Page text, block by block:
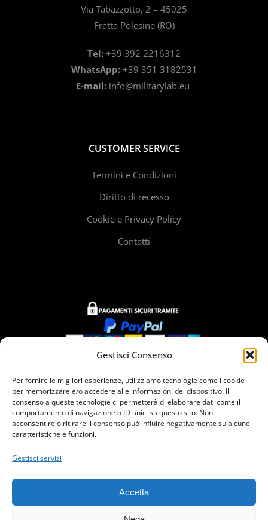
Gestisci Consenso
Per fornire le migliori esperienze, utilizziamo tecnologie come i cookie
per memorizzare e/o accedere alle informazioni del dispositivo. Il
consenso a queste tecnologie ci permetterà di elaborare dati come il
comportamento di navigazione o ID unici su questo sito. Non
acconsentire o ritirare il consenso può influire negativamente su alcune
caratteristiche e funzioni.
Gestisci servizi
Accetta
Via Tabazzotto, 2 – 45025
Fratta Polesine (RO)
Tel: +39 392 2216312
WhatsApp:+39 351 3182531
E-mail: info@militarylab.eu
CUSTOMER SERVICE
Termini e Condizioni
Diritto di recesso
Cookie e Privacy Policy
Contatti
Siamo presenti in
VI.PER GROUP S.R.L. 2025 ® All rights reserved | P.Iva e
Cod.Fiscale 01659290298 - All rights reserved.